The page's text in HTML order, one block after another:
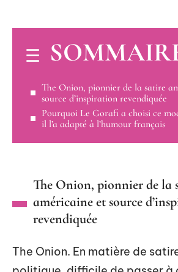
The Onion, pionnier de la satire
source d’inspiration revendiquée
Pourquoi Le Gorafi a choisi ce
il l’a adapté à l’humour français
The Onion, pionnier de la
américaine et source
revendiquée
The Onion. En matière de